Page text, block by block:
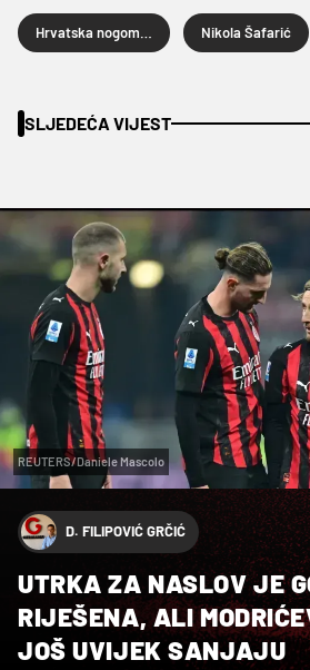
Nikola Šafarić
SLJEDEĆA VIJEST
REUTERS/Daniele Mascolo
D. FILIPOVIĆ GRČIĆ
UTRKA ZA NASLOV JE
RIJEŠENA, ALI
JOŠ UVIJEK SANJAJU